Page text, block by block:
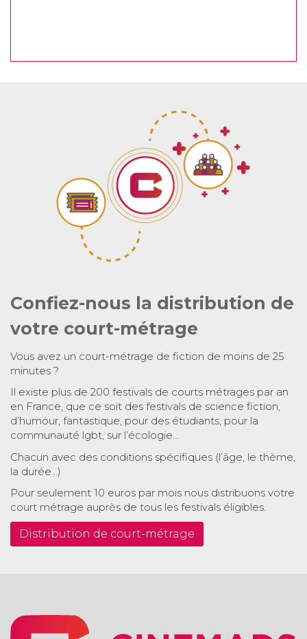
Confiez-nous la distribution de
votre court-métrage
Vous avez un court-métrage de fiction de moins de 25
minutes ?
Il existe plus de 200 festivals de courts métrages par an
en France, que ce soit des festivals de science fiction,
d’humour, fantastique, pour des étudiants, pour la
communauté lgbt, sur l’écologie…
Chacun avec des conditions spécifiques (l’âge, le thème,
la durée…)
Pour seulement 10 euros par mois nous distribuons votre
court métrage auprès de tous les festivals éligibles.
Distribution de court-métrage